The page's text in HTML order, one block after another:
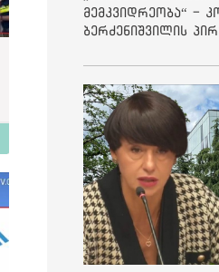
მემკვიდრეობა“ -
ბერძენიშვილის